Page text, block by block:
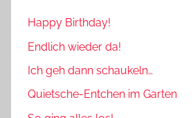
Happy Birthday!
Endlich wieder da!
Ich geh dann schaukeln…
Quietsche-Entchen im Garten